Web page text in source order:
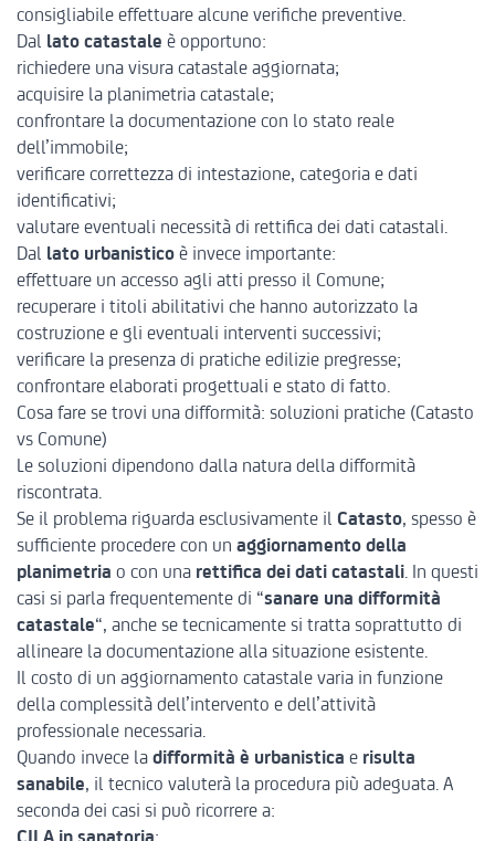
consigliabile effettuare alcune verifiche preventive.
Dal lato catastale è opportuno:
richiedere una visura catastale aggiornata;
acquisire la planimetria catastale;
confrontare la documentazione con lo stato reale
dell’immobile;
verificare correttezza di intestazione, categoria e dati
identificativi;
valutare eventuali necessità di rettifica dei dati catastali.
Dal lato urbanistico è invece importante:
effettuare un accesso agli atti presso il Comune;
recuperare i titoli abilitativi che hanno autorizzato la
costruzione e gli eventuali interventi successivi;
verificare la presenza di pratiche edilizie pregresse;
confrontare elaborati progettuali e stato di fatto.
Cosa fare se trovi una difformità: soluzioni pratiche (Catasto
vs Comune)
Le soluzioni dipendono dalla natura della difformità
riscontrata.
Se il problema riguarda esclusivamente il Catasto, spesso è
sufficiente procedere con un aggiornamento della
planimetria o con una rettifica dei dati catastali. In questi
casi si parla frequentemente di “sanare una difformità
catastale“, anche se tecnicamente si tratta soprattutto di
allineare la documentazione alla situazione esistente.
Il costo di un aggiornamento catastale varia in funzione
della complessità dell’intervento e dell’attività
professionale necessaria.
Quando invece la difformità è urbanistica e risulta
sanabile, il tecnico valuterà la procedura più adeguata. A
seconda dei casi si può ricorrere a:
CILA in sanatoria;